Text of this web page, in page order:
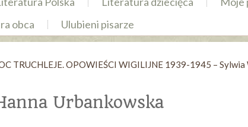
obca Ulubieni pisarze
TRUCHLEJE. OPOWIEŚCI WIGILIJNE 1939-1945 – Sylwia
Urbankowska